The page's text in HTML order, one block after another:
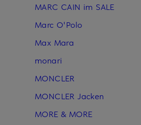
MARC CAIN im SALE
Marc O'Polo
Max Mara
monari
MONCLER
MONCLER Jacken
MORE & MORE